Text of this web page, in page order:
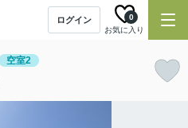
ログイン
お気に入り
0
空室2